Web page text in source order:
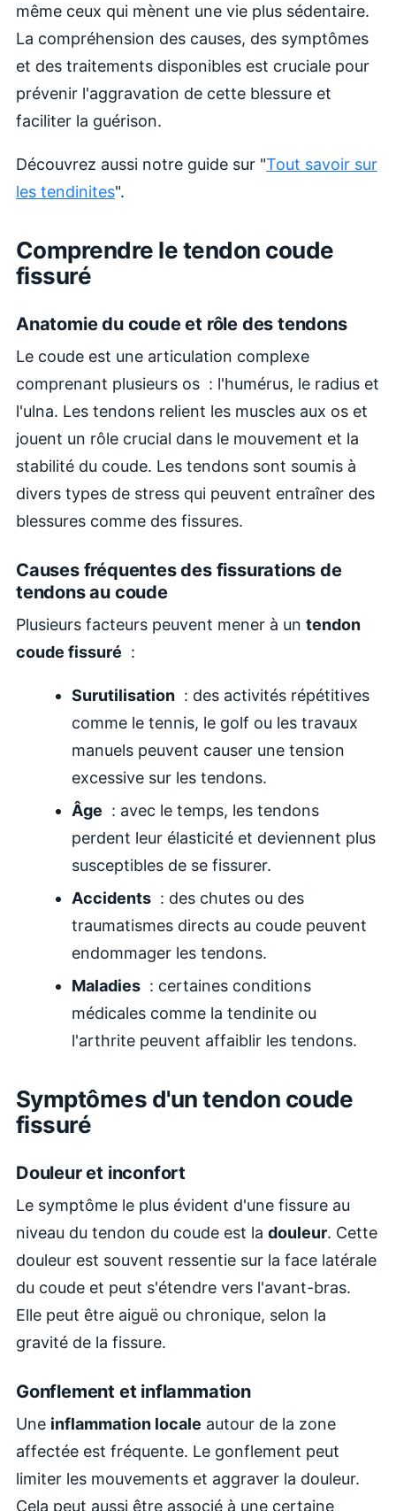
même ceux qui mènent une vie plus sédentaire.
La compréhension des causes, des symptômes
et des traitements disponibles est cruciale pour
prévenir l'aggravation de cette blessure et
faciliter la guérison.
Découvrez aussi notre guide sur "Tout savoir sur
les tendinites".
Comprendre le tendon coude
fissuré
Anatomie du coude et rôle des tendons
Le coude est une articulation complexe
comprenant plusieurs os : l'humérus, le radius et
l'ulna. Les tendons relient les muscles aux os et
jouent un rôle crucial dans le mouvement et la
stabilité du coude. Les tendons sont soumis à
divers types de stress qui peuvent entraîner des
blessures comme des fissures.
Causes fréquentes des fissurations de
tendons au coude
Plusieurs facteurs peuvent mener à un tendon
coude fissuré :
Surutilisation : des activités répétitives
comme le tennis, le golf ou les travaux
manuels peuvent causer une tension
excessive sur les tendons.
Âge : avec le temps, les tendons
perdent leur élasticité et deviennent plus
susceptibles de se fissurer.
Accidents : des chutes ou des
traumatismes directs au coude peuvent
endommager les tendons.
Maladies : certaines conditions
médicales comme la tendinite ou
l'arthrite peuvent affaiblir les tendons.
Symptômes d'un tendon coude
fissuré
Douleur et inconfort
Le symptôme le plus évident d'une fissure au
niveau du tendon du coude est la douleur. Cette
douleur est souvent ressentie sur la face latérale
du coude et peut s'étendre vers l'avant-bras.
Elle peut être aiguë ou chronique, selon la
gravité de la fissure.
Gonflement et inflammation
Une inflammation locale autour de la zone
affectée est fréquente. Le gonflement peut
limiter les mouvements et aggraver la douleur.
Cela peut aussi être associé à une certaine